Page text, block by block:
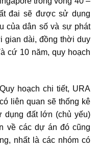
đai sẽ được sử dụng
của dân số và sự phát
gian dài, đồng thời duy
cứ 10 năm, quy hoạch
hoạch chi tiết, URA
liên quan sẽ thống kê
dụng đất lớn (chủ yếu)
về các dự án đó cũng
nhất là các nhóm có